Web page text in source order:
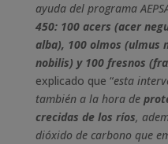
ayuda del programa
450: 100 acers (acer
alba), 100 olmos (ulmus
nobilis) y 100 fresnos
explicado que “esta
también a la hora de
crecidas de los ríos,
dióxido de carbono que